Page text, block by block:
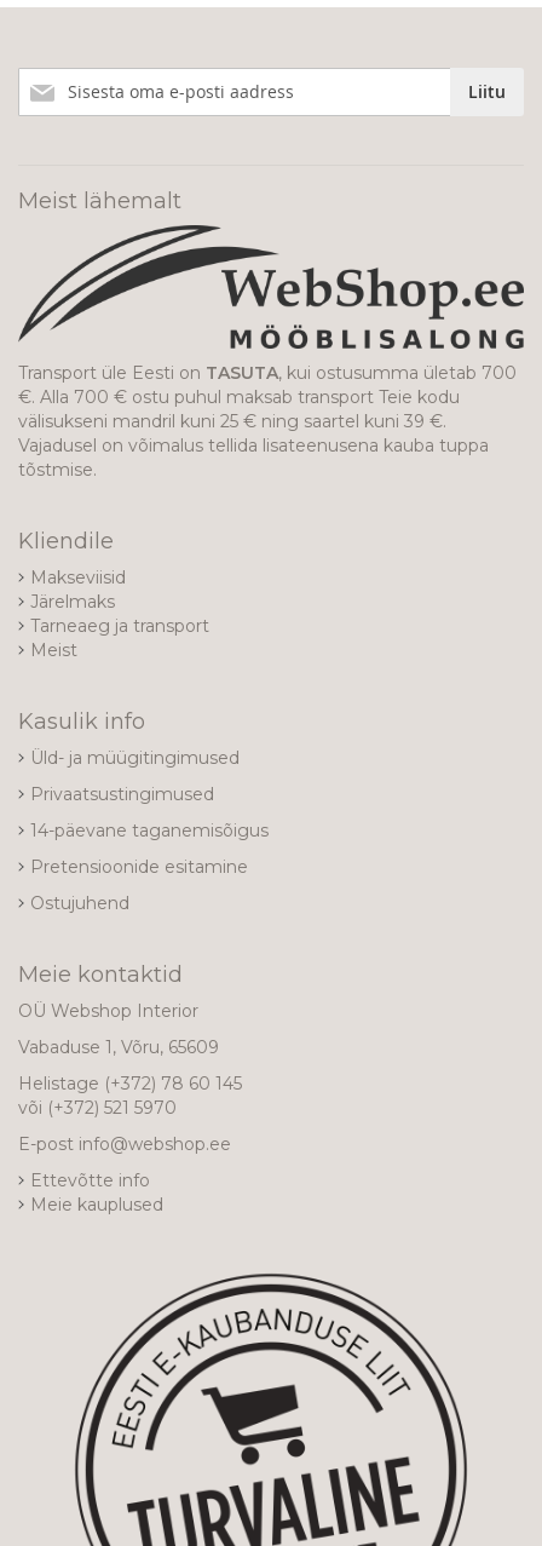
meie
Liitu
Meist lähemalt
Transport üle Eesti on TASUTA, kui ostusumma ületab 700
€. Alla 700 € ostu puhul maksab transport Teie kodu
välisukseni mandril kuni 25 € ning saartel kuni 39 €.
Vajadusel on võimalus tellida lisateenusena kauba tuppa
tõstmise.
Kliendile
Makseviisid
Järelmaks
Tarneaeg ja transport
Meist
Kasulik info
Üld- ja müügitingimused
Privaatsustingimused
14-päevane taganemisõigus
Pretensioonide esitamine
Ostujuhend
Meie kontaktid
OÜ Webshop Interior
Vabaduse 1, Võru, 65609
Helistage (+372) 78 60 145
või (+372) 521 5970
E-post info@webshop.ee
Ettevõtte info
Meie kauplused